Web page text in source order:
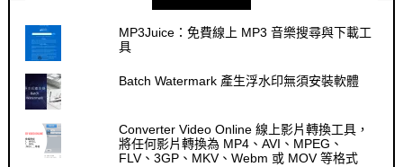
MP3Juice：免費線上 MP3 音樂搜尋與下載工
具
Batch Watermark 產生浮水印無須安裝軟體
Converter Video Online 線上影片轉換工具，
將任何影片轉換為 MP4、AVI、MPEG、
FLV、3GP、MKV、Webm 或 MOV 等格式